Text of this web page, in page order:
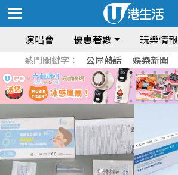
演唱會 優惠著數 玩樂情報
熱門關鍵字： 公屋熱話 娛樂新聞